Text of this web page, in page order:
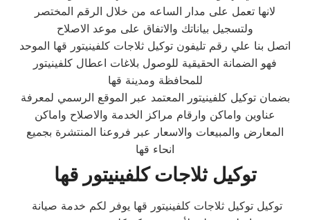
لانها تعمل على مدار الساعه من خلال الرقم المختصر
ولتسجيل بياناتك والاتفاق على موعد الاصلاح
اتصل بنا علي رقم تليفون توكيل ثلاجات كلفينيتور قها الموحد
فهو الضمانة الحقيقية للوصول بلاغات اعطال كلفينيتور
للمحافظة ومدينة قها
بضمان توكيل كلفينيتور المعتمد عبر الموقع الرسمي لمعرفة
عناوين واماكن وارقام مراكز الخدمة والاصلاح واماكن
المعارض والمبيعات والاسعار عبر فروعنا المنتشرة بجميع
انحاء قها
توكيل ثلاجات كلفينيتور قها